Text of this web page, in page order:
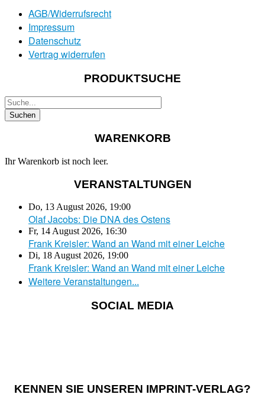
AGB/Widerrufsrecht
Impressum
Datenschutz
Vertrag widerrufen
PRODUKTSUCHE
WARENKORB
Ihr Warenkorb ist noch leer.
VERANSTALTUNGEN
Do, 13 August 2026, 19:00
Olaf Jacobs: Die DNA des Ostens
Fr, 14 August 2026, 16:30
Frank Kreisler: Wand an Wand mit einer Leiche
Di, 18 August 2026, 19:00
Frank Kreisler: Wand an Wand mit einer Leiche
Weitere Veranstaltungen...
SOCIAL MEDIA
KENNEN SIE UNSEREN IMPRINT-VERLAG?